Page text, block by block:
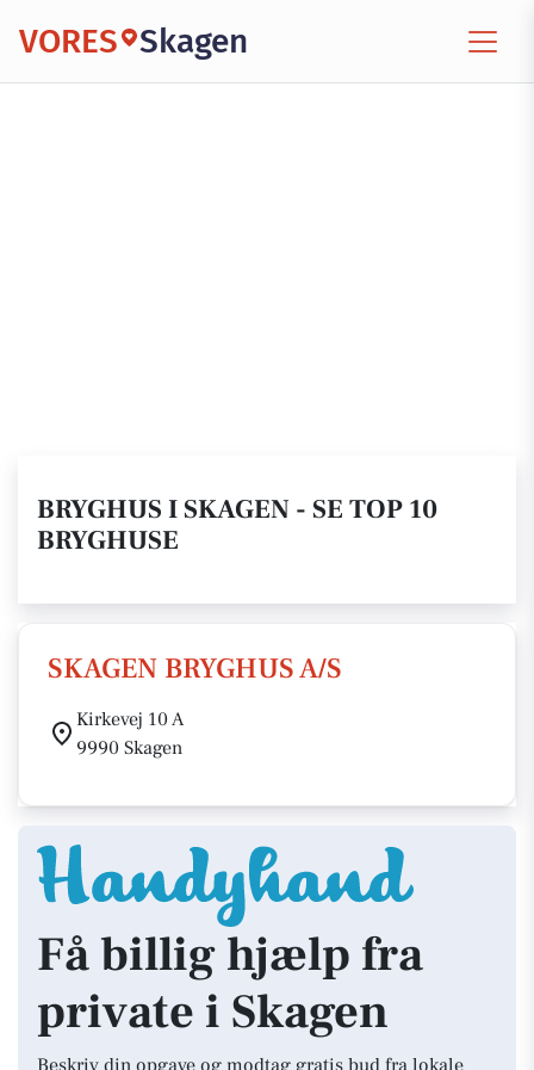
VORES Skagen
BRYGHUS I SKAGEN - SE TOP 10
BRYGHUSE
SKAGEN BRYGHUS A/S
Kirkevej 10 A
9990 Skagen
Få billig hjælp fra
private i Skagen
Beskriv din opgave og modtag gratis bud fra lokale